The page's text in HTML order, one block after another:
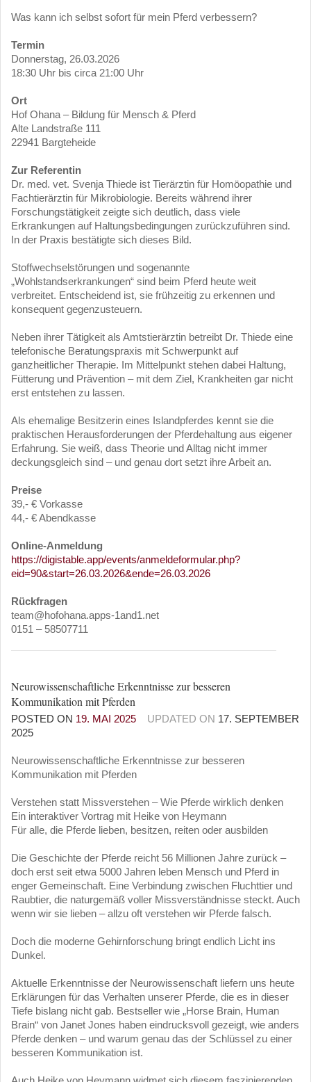
Was kann ich selbst sofort für mein Pferd verbessern?
Termin
Donnerstag, 26.03.2026
18:30 Uhr bis circa 21:00 Uhr
Ort
Hof Ohana – Bildung für Mensch & Pferd
Alte Landstraße 111
22941 Bargteheide
Zur Referentin
Dr. med. vet. Svenja Thiede ist Tierärztin für Homöopathie und
Fachtierärztin für Mikrobiologie. Bereits während ihrer
Forschungstätigkeit zeigte sich deutlich, dass viele
Erkrankungen auf Haltungsbedingungen zurückzuführen sind.
In der Praxis bestätigte sich dieses Bild.
Stoffwechselstörungen und sogenannte
„Wohlstandserkrankungen“ sind beim Pferd heute weit
verbreitet. Entscheidend ist, sie frühzeitig zu erkennen und
konsequent gegenzusteuern.
Neben ihrer Tätigkeit als Amtstierärztin betreibt Dr. Thiede eine
telefonische Beratungspraxis mit Schwerpunkt auf
ganzheitlicher Therapie. Im Mittelpunkt stehen dabei Haltung,
Fütterung und Prävention – mit dem Ziel, Krankheiten gar nicht
erst entstehen zu lassen.
Als ehemalige Besitzerin eines Islandpferdes kennt sie die
praktischen Herausforderungen der Pferdehaltung aus eigener
Erfahrung. Sie weiß, dass Theorie und Alltag nicht immer
deckungsgleich sind – und genau dort setzt ihre Arbeit an.
Preise
39,- € Vorkasse
44,- € Abendkasse
Online-Anmeldung
https://digistable.app/events/anmeldeformular.php?
eid=90&start=26.03.2026&ende=26.03.2026
Rückfragen
team@hofohana.apps-1and1.net
0151 – 58507711
Neurowissenschaftliche Erkenntnisse zur besseren
Kommunikation mit Pferden
POSTED ON 19. MAI 2025 UPDATED ON 17. SEPTEMBER
2025
Neurowissenschaftliche Erkenntnisse zur besseren
Kommunikation mit Pferden
Verstehen statt Missverstehen – Wie Pferde wirklich denken
Ein interaktiver Vortrag mit Heike von Heymann
Für alle, die Pferde lieben, besitzen, reiten oder ausbilden
Die Geschichte der Pferde reicht 56 Millionen Jahre zurück –
doch erst seit etwa 5000 Jahren leben Mensch und Pferd in
enger Gemeinschaft. Eine Verbindung zwischen Fluchttier und
Raubtier, die naturgemäß voller Missverständnisse steckt. Auch
wenn wir sie lieben – allzu oft verstehen wir Pferde falsch.
Doch die moderne Gehirnforschung bringt endlich Licht ins
Dunkel.
Aktuelle Erkenntnisse der Neurowissenschaft liefern uns heute
Erklärungen für das Verhalten unserer Pferde, die es in dieser
Tiefe bislang nicht gab. Bestseller wie „Horse Brain, Human
Brain“ von Janet Jones haben eindrucksvoll gezeigt, wie anders
Pferde denken – und warum genau das der Schlüssel zu einer
besseren Kommunikation ist.